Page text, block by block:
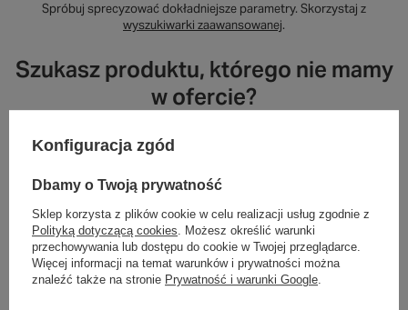
Spróbuj sprecyzować dokładniejsze parametry. Skorzystaj z
wyszukiwarki zaawansowanej.
Szukasz produktu, którego nie mamy
w ofercie?
Jeśli nie znalazłeś w naszej ofercie produktu, a chciałbyś kupić go w
przesłać nam opis szukanego przedmiotu. Aby móc to zrobić musisz
zalogowany
+48 732 108 464
Konfiguracja zgód
Dbamy o Twoją prywatność
Sklep korzysta z plików cookie w celu realizacji usług zgodnie z
Polityką dotyczącą cookies . Możesz określić warunki
przechowywania lub dostępu do cookie w Twojej przeglądarce.
Więcej informacji na temat warunków i prywatności można
znaleźć także na stronie Prywatność i warunki Google